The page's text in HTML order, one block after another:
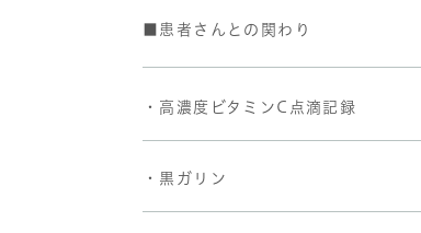
■患者さんとの関わり
・高濃度ビタミンC点滴記録
・黒ガリン